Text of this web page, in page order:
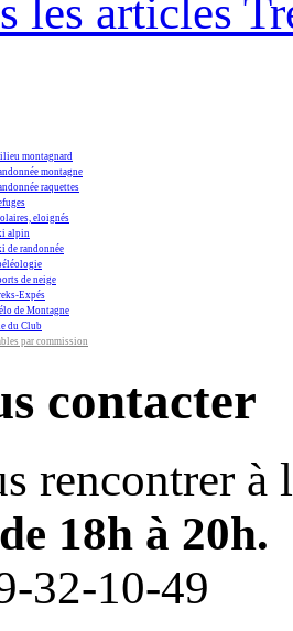
les articles
montagnard
montagne
raquettes
eloignés
alpin
de randonnée
de neige
Expés
de Montagne
du Club
par commission
contacter
rencontrer à
18h à 20h.
32-10-49